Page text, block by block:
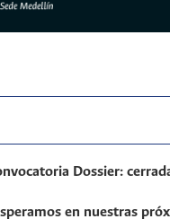
Dossier:
en nuestras